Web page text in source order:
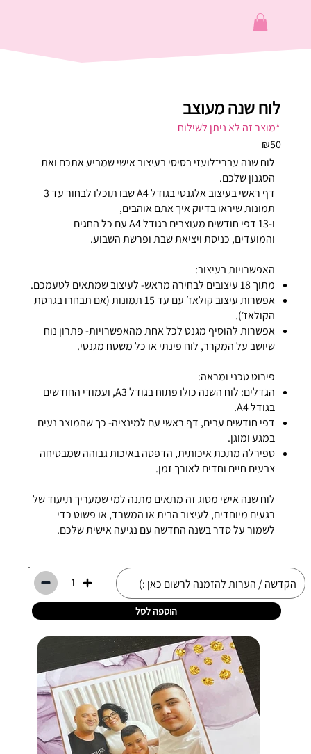
לוח שנה מעוצב
*מוצר זה לא ניתן לשילוח
₪50
לוח שנה עברי־לועזי בסיסי בעיצוב אישי שמביע אתכם ואת
הסגנון שלכם.
דף ראשי בעיצוב אלגנטי בגודל A4 שבו תוכלו לבחור עד 3
תמונות שיראו בדיוק איך אתם אוהבים,
ו-13 דפי חודשים מעוצבים בגודל A4 עם כל החגים
והמועדים, כניסת ויציאת שבת ופרשת השבוע.
האפשרויות בעיצוב:
מתוך 18 עיצובים לבחירה מראש- לעיצוב שמתאים לטעמכם.
אפשרות עיצוב קולאז׳ עם עד 15 תמונות (אם תבחרו בגרסת
הקולאז׳).
אפשרות להוסיף מגנט לכל אחת מהאפשרויות- פתרון נוח
שיושב על המקרר, לוח פינתי או כל משטח מגנטי.
פירוט טכני ומראה:
הגדלים: לוח השנה כולו פתוח בגודל A3, ועמודי החודשים
בגודל A4.
דפי חודשים עבים, דף ראשי עם למינציה- כך שהמוצר נעים
במגע ומוגן.
ספירלה מתכת איכותית, הדפסה באיכות גבוהה שמבטיחה
צבעים חיים וחדים לאורך זמן.
לוח שנה אישי מסוג זה מתאים מתנה למי שמעריך תיעוד של
רגעים מיוחדים, לעיצוב הבית או המשרד, או פשוט כדי
לשמור על סדר בשנה החדשה עם נגיעה אישית שלכם.
1
הוספה לסל